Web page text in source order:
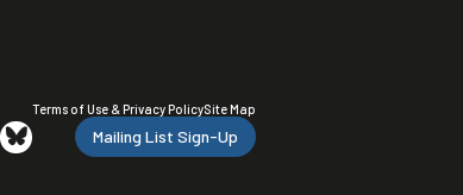
Terms of Use & Privacy PolicySite Map
Mailing List Sign-Up